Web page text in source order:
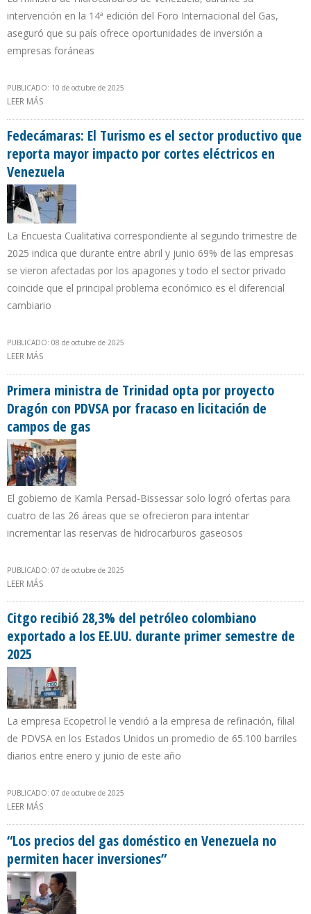
intervención en la 14ª edición del Foro Internacional del Gas,
aseguró que su país ofrece oportunidades de inversión a
empresas foráneas
PUBLICADO: 10 de octubre de 2025
LEER MÁS
Fedecámaras: El Turismo es el sector productivo que
reporta mayor impacto por cortes eléctricos en
Venezuela
La Encuesta Cualitativa correspondiente al segundo trimestre de
2025 indica que durante entre abril y junio 69% de las empresas
se vieron afectadas por los apagones y todo el sector privado
coincide que el principal problema económico es el diferencial
cambiario
PUBLICADO: 08 de octubre de 2025
LEER MÁS
VENEZUELA
Primera ministra de Trinidad opta por proyecto
Dragón con PDVSA por fracaso en licitación de
campos de gas
El gobierno de Kamla Persad-Bissessar solo logró ofertas para
cuatro de las 26 áreas que se ofrecieron para intentar
incrementar las reservas de hidrocarburos gaseosos
PUBLICADO: 07 de octubre de 2025
LEER MÁS
DE GAS
Citgo recibió 28,3% del petróleo colombiano
exportado a los EE.UU. durante primer semestre de
2025
La empresa Ecopetrol le vendió a la empresa de refinación, filial
de PDVSA en los Estados Unidos un promedio de 65.100 barriles
diarios entre enero y junio de este año
PUBLICADO: 07 de octubre de 2025
LEER MÁS
“Los precios del gas doméstico en Venezuela no
permiten hacer inversiones”